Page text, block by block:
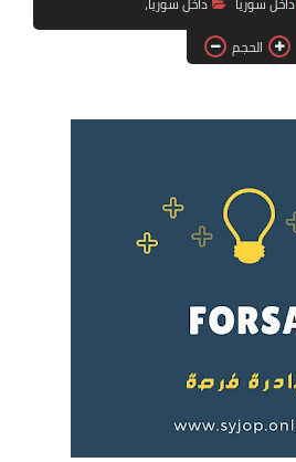
فرص عمل في العراق
فرص عمل في اليمن
فرص عمل في السودان
الحجم